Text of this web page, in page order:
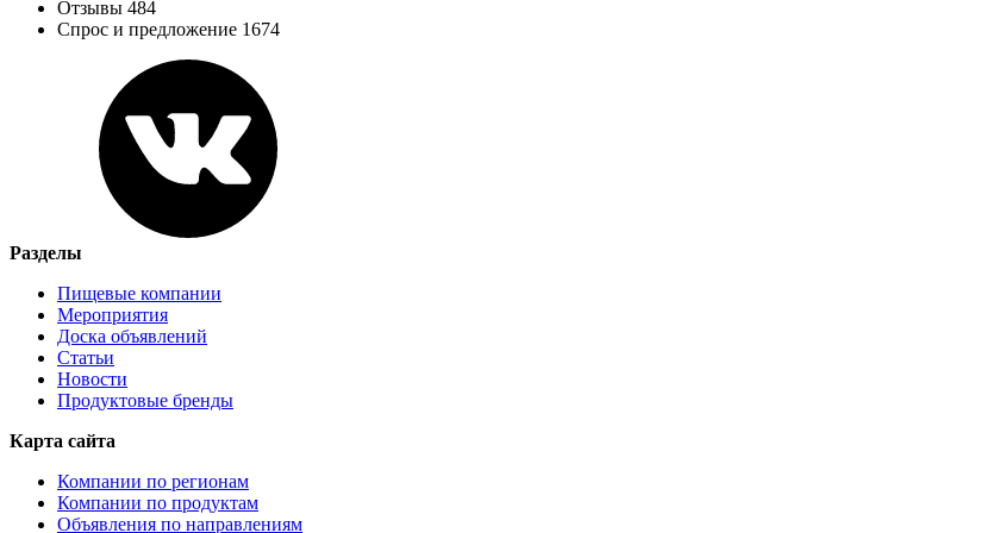
Отзывы 484
Спрос и предложение 1674
Разделы
Пищевые компании
Мероприятия
Доска объявлений
Статьи
Новости
Продуктовые бренды
Карта сайта
Компании по регионам
Компании по продуктам
Объявления по направлениям